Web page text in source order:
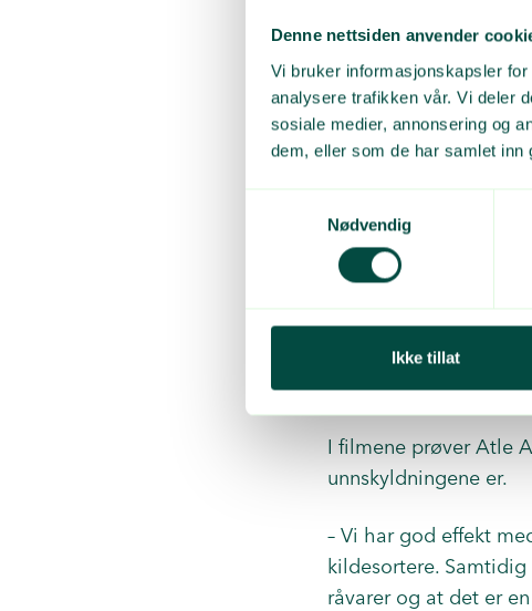
Denne nettsiden anvender
Vi bruker informasjonskapsler
analysere trafikken vår. Vi deler
sosiale medier, annonsering og
dem, eller som de har samlet inn
Nødvendig
Ikke tillat
Dårlige
I totalt fire filmer tar
menn over 40 år, har
«Det er altfor mye
«Det er for dyrt!»
«Da må jeg kjøre
«Det finnes ikke noe
I filmene prøver Atle
unnskyldningene er.
– Vi har god effekt
kildesortere.
råvarer og at det er